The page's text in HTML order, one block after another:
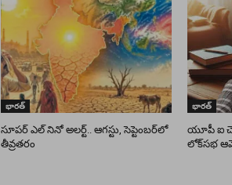
భారత్
సూపర్ ఎల్ నినో అలర్ట్.. ఆగస్టు, సెప్టెంబర్‌లో
తీవ్రతరం
భారత్
యూపీ ఐ
లోక్‌సభ